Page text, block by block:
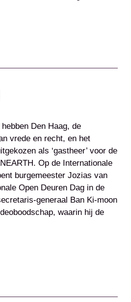
Den Haag, de
vrede en recht, en het
als ‘gastheer’ voor de
Op de Internationale
burgemeester Jozias van
Open Deuren Dag in de
generaal Ban Ki-moon
waarin hij de